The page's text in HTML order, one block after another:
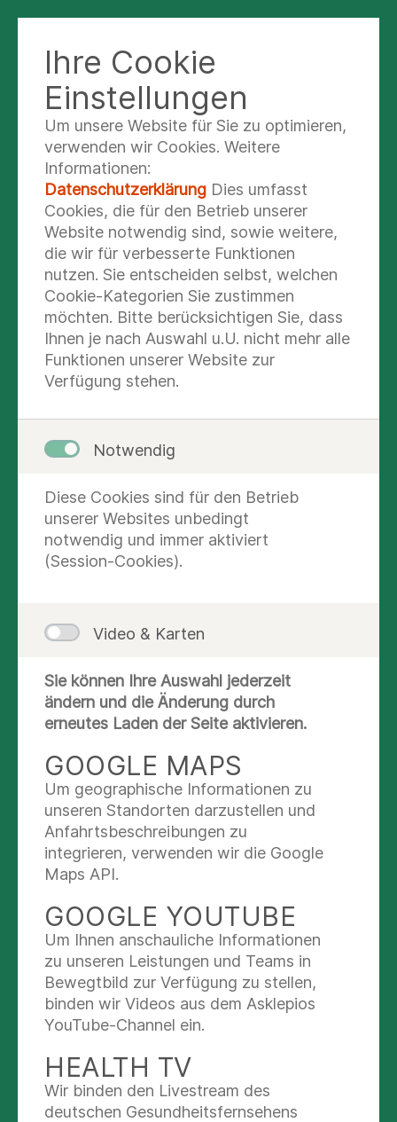
Immun Shot Woche von
unserem
Ernährungsberatungs-
Team
In dieser Woche führt unser
Ernährungsberatungsteam eine Immun
Shot Woche für unsere Mitarbeiter:innen
durch. Täglich stehen frische Immun Shots
in der Küche bereit, die viele von unseren
11. Nov. 2024
Hamburg
Facharztzentrum an der Kampnagelfabrik
GROSSER WIRKUNG:
Die in der Ingwerwurzel enthaltenen Wirkstoffe
Gingerol und Shogaol wirkten antientzündlich
und verbessern die Durchblutung der
Erkältungszeit als wertvolle Unterstützung
erwiesen, um Krankheitskeime schneller nach
außen zu transportieren.
Die Rezepte finden Sie hier.
Vortrag: ISS DICH FIT
Ein besonderes Highlight in dieser Woche war
der Vortrag „ISS DICH FIT“, bei dem unsere
Ernährunsgberaterin Merrit Arndt wertvolle Tipps
zu einer gesunden und ausgewogenen Ernährung
vermittelt hat.
Auch für unsere Patient:inen haben wir einen
bunten Blumenstrauß anErnährungsberatungen
Ihre Cookie
Einstellungen
Um unsere Website für Sie zu optimieren,
verwenden wir Cookies. Weitere
Informationen:
Datenschutzerklärung Dies umfasst
Cookies, die für den Betrieb unserer
Website notwendig sind, sowie weitere,
die wir für verbesserte Funktionen
nutzen. Sie entscheiden selbst, welchen
Cookie-Kategorien Sie zustimmen
möchten. Bitte berücksichtigen Sie, dass
Ihnen je nach Auswahl u.U. nicht mehr alle
Funktionen unserer Website zur
Verfügung stehen.
Notwendig
Diese Cookies sind für den Betrieb
unserer Websites unbedingt
notwendig und immer aktiviert
(Session-Cookies).
Video & Karten
Sie können Ihre Auswahl jederzeit
ändern und die Änderung durch
erneutes Laden der Seite aktivieren.
GOOGLE MAPS
Um geographische Informationen zu
unseren Standorten darzustellen und
Anfahrtsbeschreibungen zu
integrieren, verwenden wir die Google
Maps API.
GOOGLE YOUTUBE
Um Ihnen anschauliche Informationen
zu unseren Leistungen und Teams in
Bewegtbild zur Verfügung zu stellen,
binden wir Videos aus dem Asklepios
YouTube-Channel ein.
HEALTH TV
Wir binden den Livestream des
deutschen Gesundheitsfernsehens